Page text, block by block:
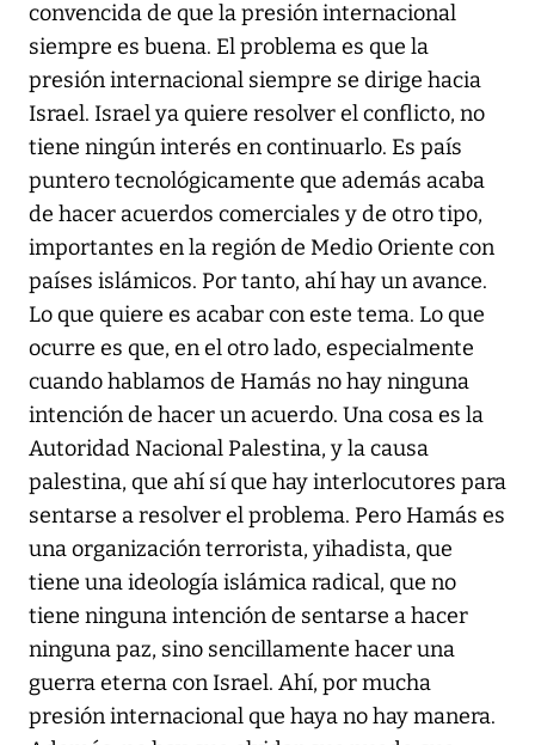
convencida de que la presión internacional
siempre es buena. El problema es que la
presión internacional siempre se dirige hacia
Israel. Israel ya quiere resolver el conflicto, no
tiene ningún interés en continuarlo. Es país
puntero tecnológicamente que además acaba
de hacer acuerdos comerciales y de otro tipo,
importantes en la región de Medio Oriente con
países islámicos. Por tanto, ahí hay un avance.
Lo que quiere es acabar con este tema. Lo que
ocurre es que, en el otro lado, especialmente
cuando hablamos de Hamás no hay ninguna
intención de hacer un acuerdo. Una cosa es la
Autoridad Nacional Palestina, y la causa
palestina, que ahí sí que hay interlocutores para
sentarse a resolver el problema. Pero Hamás es
una organización terrorista, yihadista, que
tiene una ideología islámica radical, que no
tiene ninguna intención de sentarse a hacer
ninguna paz, sino sencillamente hacer una
guerra eterna con Israel. Ahí, por mucha
presión internacional que haya no hay manera.